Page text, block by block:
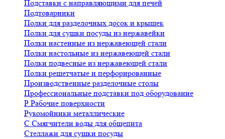
Подставки с направляющими для печей
Подтоварники
Полки для разделочных досок и крышек
Полки для сушки посуды из нержавейки
Полки настенные из нержавеющей стали
Полки настольные из нержавеющей стали
Полки подвесные из нержавеющей стали
Полки решетчатые и перфорированные
Производственные разделочные столы
Профессиональные подставки под оборудование
Р Рабочие поверхности
Рукомойники металлические
С Смягчители воды для общепита
Стеллажи для сушки посуды